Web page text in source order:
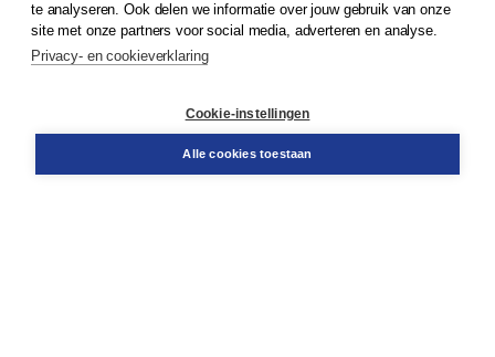
Klantenservice
Service & informatie
Contact
te analyseren. Ook delen we informatie over jouw gebruik van onze
site met onze partners voor social media, adverteren en analyse.
Privacy- en cookieverklaring
Cookie-instellingen
Alle cookies toestaan